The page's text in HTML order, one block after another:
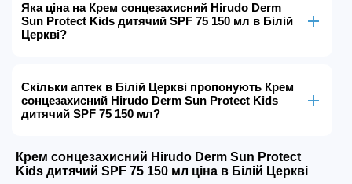
Яка ціна на Крем сонцезахисний Hirudo Derm
Sun Protect Kids дитячий SPF 75 150 мл в Білій
Церкві?
Скільки аптек в Білій Церкві пропонують Крем
сонцезахисний Hirudo Derm Sun Protect Kids
дитячий SPF 75 150 мл?
Крем сонцезахисний Hirudo Derm Sun Protect
Kids дитячий SPF 75 150 мл ціна в Білій Церкві